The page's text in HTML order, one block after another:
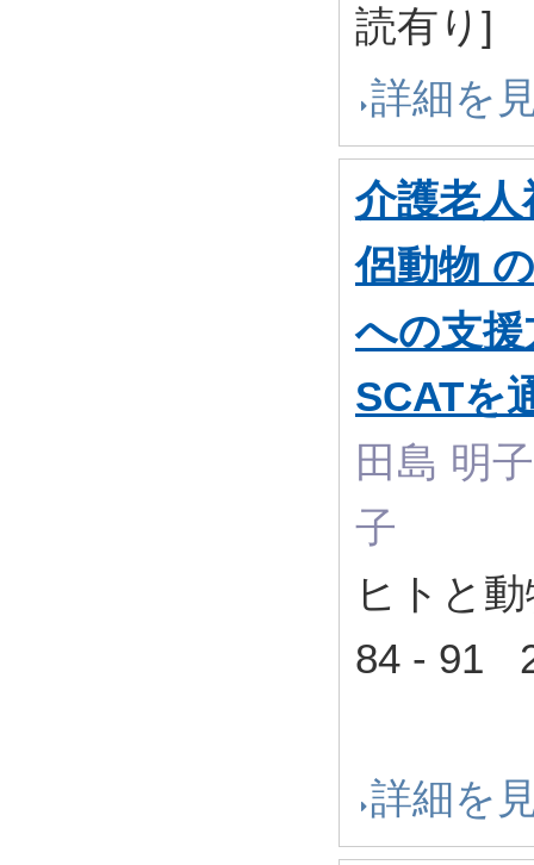
読有り]
詳細を
介護老
侶動物
への支
SCATを
田島 明
子
ヒトと
84 - 91
詳細を